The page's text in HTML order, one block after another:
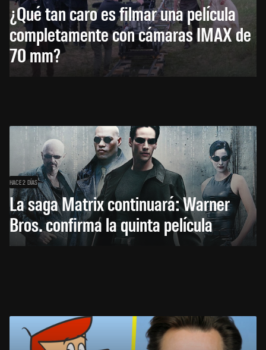
¿Qué tan caro es filmar una película
completamente con cámaras IMAX de
70 mm?
HACE 2 DÍAS
La saga Matrix continuará: Warner
Bros. confirma la quinta película